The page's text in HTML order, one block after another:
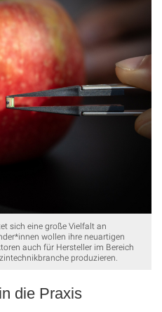
sich eine große Vielfalt an
wollen ihre neuartigen
auch für Hersteller im Bereich
produzieren.
die Praxis